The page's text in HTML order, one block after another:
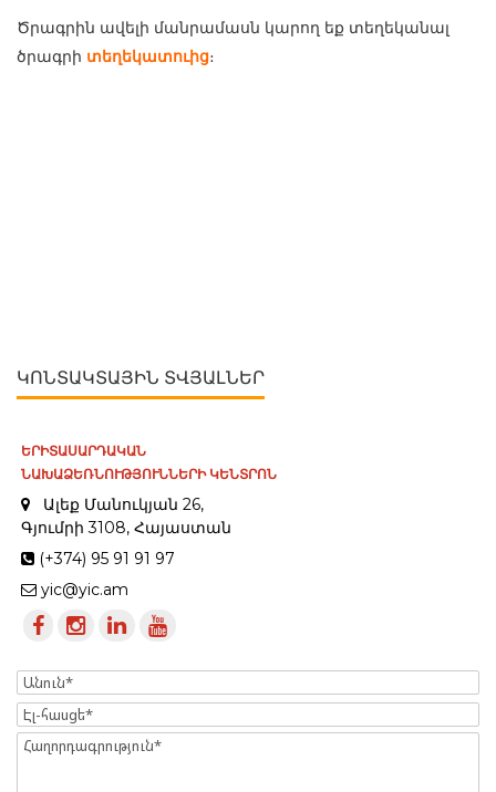
Ծրագրին ավելի մանրամասն կարող եք տեղեկանալ
ծրագրի տեղեկատուից։
ԿՈՆՏԱԿՏԱՅԻՆ ՏՎՅԱԼՆԵՐ
ԵՐԻՏԱՍԱՐԴԱԿԱՆ
ՆԱԽԱՁԵՌՆՈՒԹՅՈՒՆՆԵՐԻ ԿԵՆՏՐՈՆ
Ալեք Մանուկյան 26,
Գյումրի 3108, Հայաստան
(+374) 95 91 91 97
yic@yic.am
Name
Էլ-
հասցե
Message